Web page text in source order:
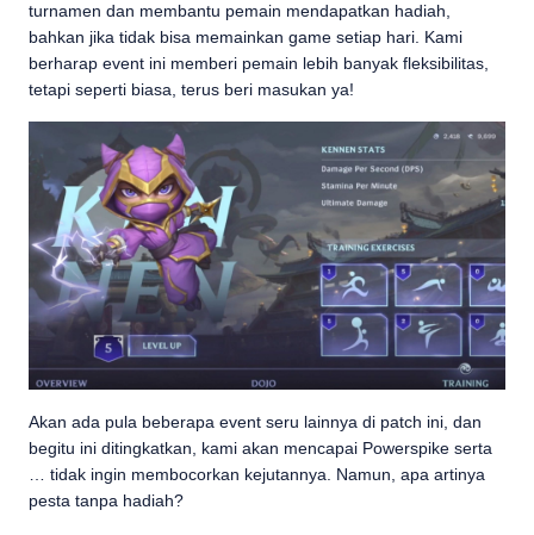
turnamen dan membantu pemain mendapatkan hadiah,
bahkan jika tidak bisa memainkan game setiap hari. Kami
berharap event ini memberi pemain lebih banyak fleksibilitas,
tetapi seperti biasa, terus beri masukan ya!
Akan ada pula beberapa event seru lainnya di patch ini, dan
begitu ini ditingkatkan, kami akan mencapai Powerspike serta
… tidak ingin membocorkan kejutannya. Namun, apa artinya
pesta tanpa hadiah?